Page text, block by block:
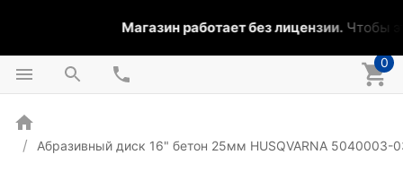
Магазин работает без лицензии.Чтобы
0
Абразивный диск 16" бетон 25мм HUSQVARNA 5040003-